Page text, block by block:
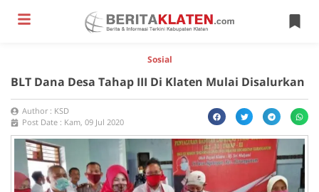
Sosial
BLT Dana Desa Tahap III Di Klaten Mulai Disalurkan
Author : KSD
Post Date : Kam, 09 Jul 2020